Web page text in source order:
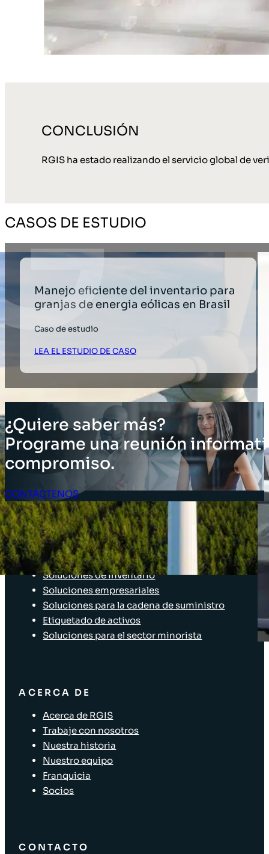
CONCLUSIÓN
RGIS ha estado realizando el servicio global de
CASOS DE ESTUDIO
Manejo eficiente del inventario para
granjas de energia eólicas en Brasil
Caso de estudio
LEA EL ESTUDIO DE CASO
¿Quiere saber más?
Programe una reunión
compromiso.
CONTÁCTENOS
Acceso Clientes
SOLUCIONES
Soluciones de inventario
Soluciones empresariales
Soluciones para la cadena de suministro
Etiquetado de activos
Soluciones para el sector minorista
ACERCA DE
Acerca de RGIS
Trabaje con nosotros
Nuestra historia
Nuestro equipo
Franquicia
Socios
CONTACTO